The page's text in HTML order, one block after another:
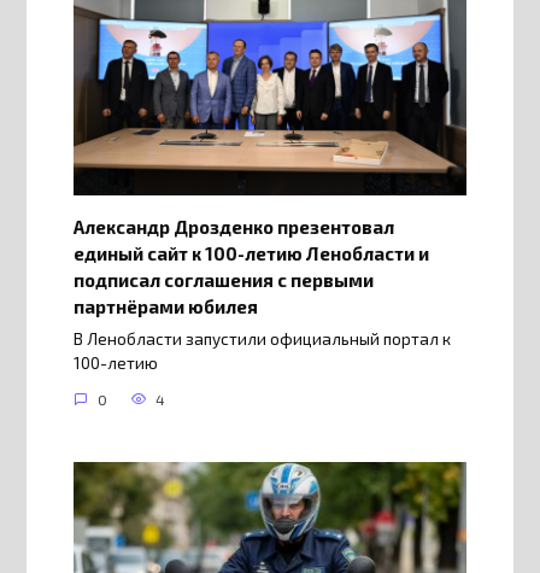
Александр Дрозденко презентовал
единый сайт к 100-летию Ленобласти и
подписал соглашения с первыми
партнёрами юбилея
В Ленобласти запустили официальный портал к
100-летию
0 4